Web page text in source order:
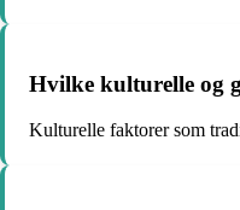
Hvilke kulturelle og
Kulturelle faktorer som